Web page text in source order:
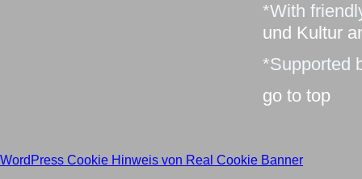
*With
und Kultur
*Supported
go to top
WordPress Cookie Hinweis von Real Cookie Banner